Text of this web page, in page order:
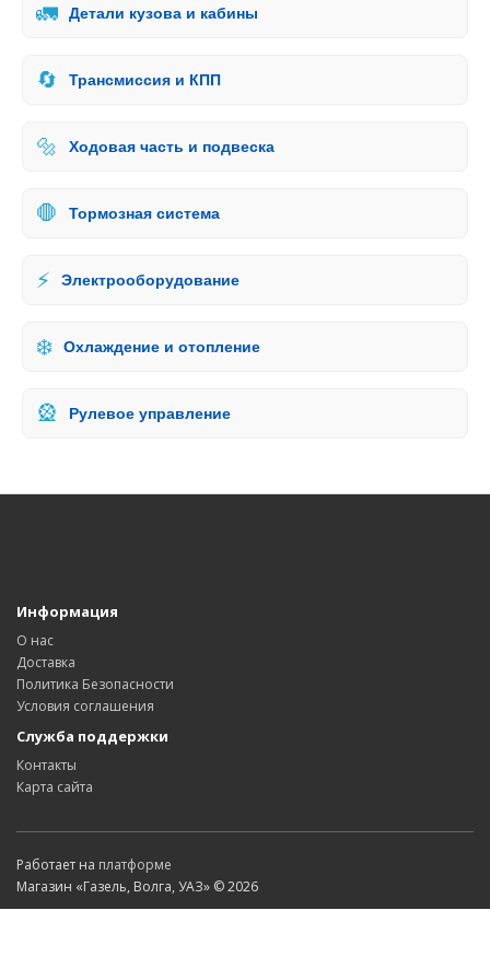
🚛 Детали кузова и кабины
🔄 Трансмиссия и КПП
🔩 Ходовая часть и подвеска
🛑 Тормозная система
⚡ Электрооборудование
❄️ Охлаждение и отопление
🎡 Рулевое управление
Информация
О нас
Доставка
Политика Безопасности
Условия соглашения
Служба поддержки
Контакты
Карта сайта
Работает на платформе
Магазин «Газель, Волга, УАЗ» © 2026